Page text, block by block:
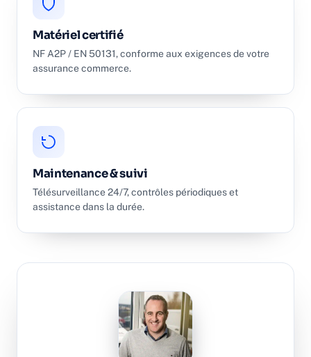
Matériel certifié
NF A2P / EN 50131, conforme aux exigences de votre
assurance commerce.
Maintenance & suivi
Télésurveillance 24/7, contrôles périodiques et
assistance dans la durée.